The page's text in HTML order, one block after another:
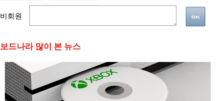
비회원
보드나라 많이 본 뉴스